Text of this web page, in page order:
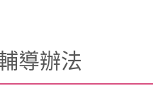
導辦法